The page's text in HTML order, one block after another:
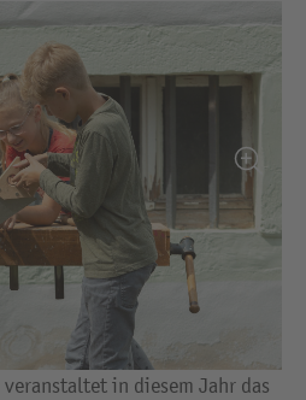
veranstaltet in diesem Jahr das